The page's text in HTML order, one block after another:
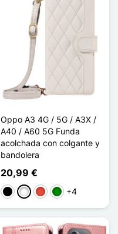
Oppo A3 4G / 5G / A3X /
A40 / A60 5G Funda
acolchada con colgante y
bandolera
20,99 €
NegroBlancoRojoVerde
+4